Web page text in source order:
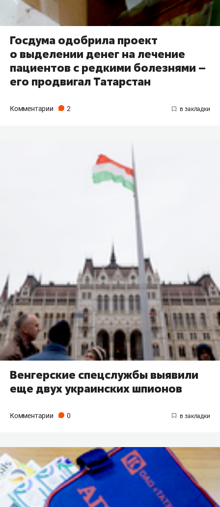
Госдума одобрила проект
о выделении денег на лечение
пациентов с редкими болезнями –
его продвигал Татарстан
Комментарии 2
Венгерские спецслужбы выявили
еще двух украинских шпионов
Комментарии 0